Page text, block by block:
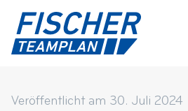
Veröffentlicht am 30. Juli 2024